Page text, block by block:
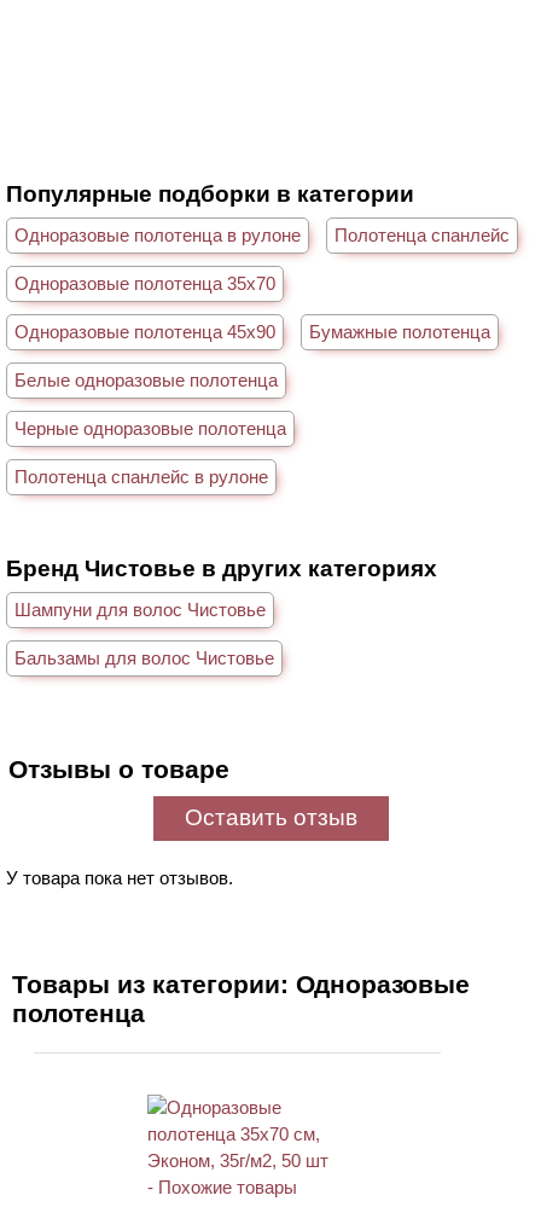
Популярные подборки в категории
Одноразовые полотенца в рулоне Полотенца спанлейс
Одноразовые полотенца 35х70
Одноразовые полотенца 45х90 Бумажные полотенца
Белые одноразовые полотенца
Черные одноразовые полотенца
Полотенца спанлейс в рулоне
Бренд Чистовье в других категориях
Шампуни для волос Чистовье
Бальзамы для волос Чистовье
Отзывы о товаре
Оставить отзыв
У товара пока нет отзывов.
Товары из категории: Одноразовые
полотенца